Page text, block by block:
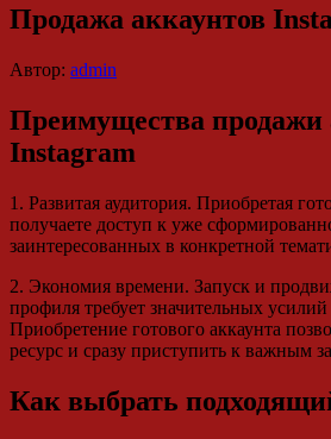
Продажа аккаунтов
Автор: admin
Преимущества продажи
Instagram
1. Развитая аудитория. Приобретая
получаете доступ к уже
заинтересованных в конкретной
2. Экономия времени. Запуск и
профиля требует значительных
Приобретение готового аккаунта
ресурс и сразу приступить к важным
Как выбрать